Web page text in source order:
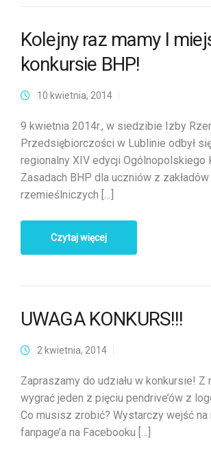
Kolejny raz mamy I
konkursie BHP!
10 kwietnia, 2014
9 kwietnia 2014r., w siedzibie Izby
Przedsiębiorczości w Lublinie odbył
regionalny XIV edycji Ogólnopolskiego
Zasadach BHP dla uczniów z zakładów
rzemieślniczych […]
Czytaj więcej
UWAGA KONKURS!!!
2 kwietnia, 2014
Zapraszamy do udziału w konkursie! Z
wygrać jeden z pięciu pendrive’ów z
Co musisz zrobić? Wystarczy wejść na
fanpage’a na Facebooku […]